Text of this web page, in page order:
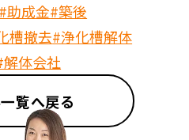
#助成金#築後
槽撤去#浄化槽解体
解体会社
覧へ戻る